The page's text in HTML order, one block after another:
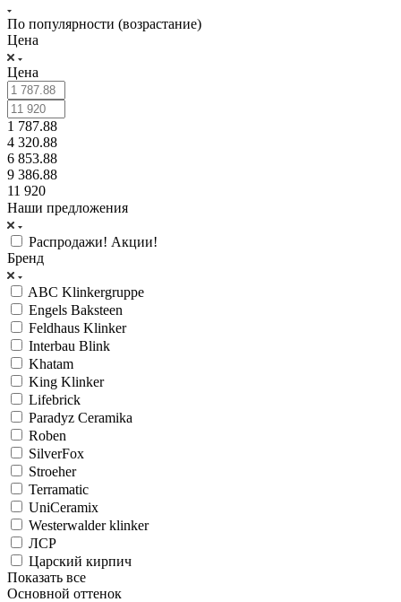
По популярности (возрастание)
Цена
Цена
1 787.88
4 320.88
6 853.88
9 386.88
11 920
Наши предложения
Распродажи! Акции!
Бренд
ABC Klinkergruppe
Engels Baksteen
Feldhaus Klinker
Interbau Blink
Khatam
King Klinker
Lifebrick
Paradyz Ceramika
Roben
SilverFox
Stroeher
Terramatic
UniCeramix
Westerwalder klinker
ЛСР
Царский кирпич
Показать все
Основной оттенок